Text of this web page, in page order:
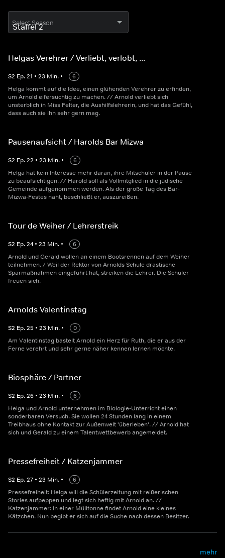
Select Season
Helgas Verehrer / Verliebt, verlobt, ...
S2 Ep.21 • 23 Min. •
6
Helga kommt auf die Idee, einen glühenden Verehrer zu erfinden,
um Arnold eifersüchtig zu machen. // Arnold verliebt sich
unsterblich in Miss Felter, die Aushilfslehrerin, und hat das Gefühl,
dass auch sie ihn sehr gern mag.
Pausenaufsicht / Harolds Bar Mizwa
S2 Ep.22 • 23 Min. •
6
Helga hat kein Interesse mehr daran, ihre Mitschüler in der Pause
zu beaufsichtigen. // Harold soll als Vollmitglied in die jüdische
Gemeinde aufgenommen werden. Als der große Tag des Bar-
Mizwa-Festes naht, beschließt er, auszureißen.
Tour de Weiher / Lehrerstreik
S2 Ep.24 • 23 Min. •
6
Arnold und Gerald wollen an einem Bootsrennen auf dem Weiher
teilnehmen. / Weil der Rektor von Arnolds Schule drastische
Sparmaßnahmen eingeführt hat, streiken die Lehrer. Die Schüler
freuen sich.
Arnolds Valentinstag
S2 Ep.25 • 23 Min. •
0
Am Valentinstag bastelt Arnold ein Herz für Ruth, die er aus der
Ferne verehrt und sehr gerne näher kennen lernen möchte.
Biosphäre / Partner
S2 Ep.26 • 23 Min. •
6
Helga und Arnold unternehmen im Biologie-Unterricht einen
sonderbaren Versuch. Sie wollen 24 Stunden lang in einem
Treibhaus ohne Kontakt zur Außenwelt 'überleben'. // Arnold hat
sich und Gerald zu einem Talentwettbewerb angemeldet.
Pressefreiheit / Katzenjammer
S2 Ep.27 • 23 Min. •
6
Pressefreiheit: Helga will die Schülerzeitung mit reißerischen
Stories aufpeppen und legt sich heftig mit Arnold an. //
Katzenjammer: In einer Mülltonne findet Arnold eine kleines
Kätzchen. Nun begibt er sich auf die Suche nach dessen Besitzer.
mehr